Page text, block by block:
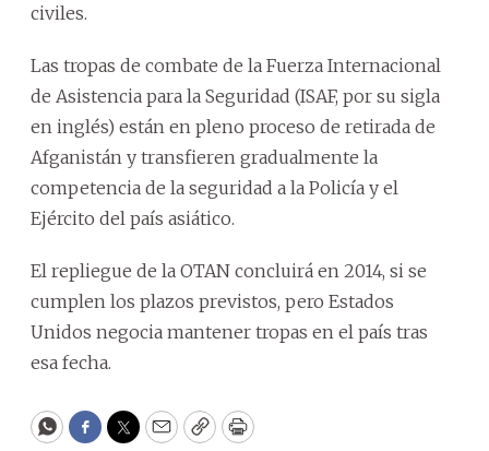
civiles.
Las tropas de combate de la Fuerza Internacional
de Asistencia para la Seguridad (ISAF, por su sigla
en inglés) están en pleno proceso de retirada de
Afganistán y transfieren gradualmente la
competencia de la seguridad a la Policía y el
Ejército del país asiático.
El repliegue de la OTAN concluirá en 2014, si se
cumplen los plazos previstos, pero Estados
Unidos negocia mantener tropas en el país tras
esa fecha.
WhatsApp
Facebook
Twitter
EmailCopyPrint